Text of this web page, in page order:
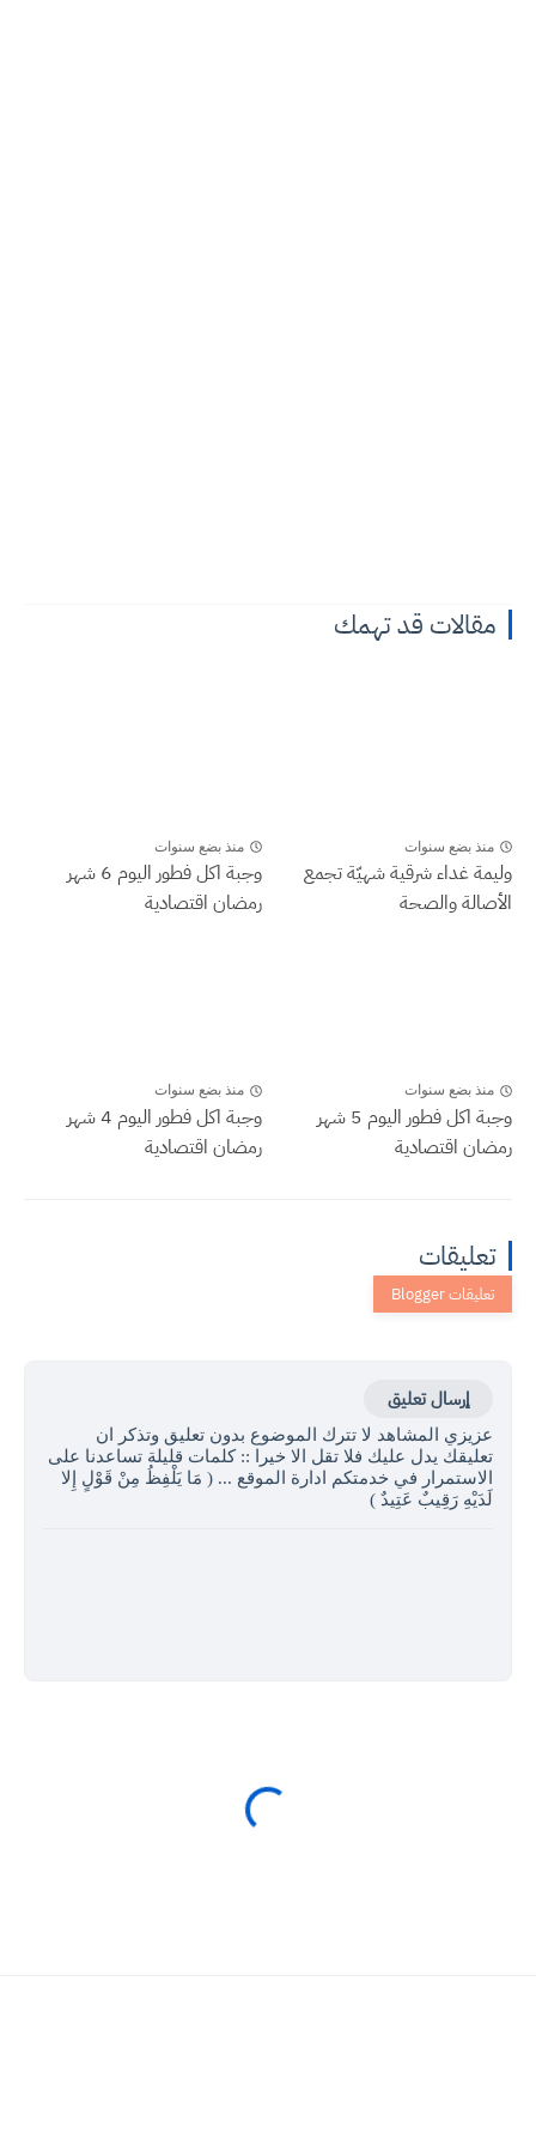
مقالات قد تهمك
منذ بضع سنوات
وليمة غداء شرقية شهيّة تجمع
الأصالة والصحة
منذ بضع سنوات
وجبة اكل فطور اليوم 6 شهر
رمضان اقتصادية
منذ بضع سنوات
وجبة اكل فطور اليوم 5 شهر
رمضان اقتصادية
منذ بضع سنوات
وجبة اكل فطور اليوم 4 شهر
رمضان اقتصادية
تعليقات
إرسال تعليق
عزيزي المشاهد لا تترك الموضوع بدون تعليق وتذكر ان
تعليقك يدل عليك فلا تقل الا خيرا :: كلمات قليلة تساعدنا على
الاستمرار في خدمتكم ادارة الموقع ... ( مَا يَلْفِظُ مِنْ قَوْلٍ إِلا
لَدَيْهِ رَقِيبٌ عَتِيدٌ )